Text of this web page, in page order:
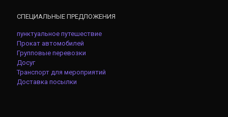
СПЕЦИАЛЬНЫЕ ПРЕДЛОЖЕНИЯ
пунктуальное путешествие
Прокат автомобилей
Групповые перевозки
Досуг
Транспорт для мероприятий
Доставка посылки